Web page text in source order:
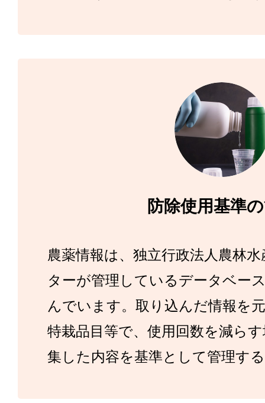
防除使用基準
農薬情報は、独立行政法人農林
ターが管理しているデータベー
んでいます。取り込んだ情報を
特栽品目等で、使用回数を減ら
集した内容を基準として管理す